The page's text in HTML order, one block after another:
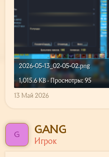
2026-05-13_02-05-02.png
1,015.6 KB · Просмотры: 95
13 Май 2026
G GANG
Игрок